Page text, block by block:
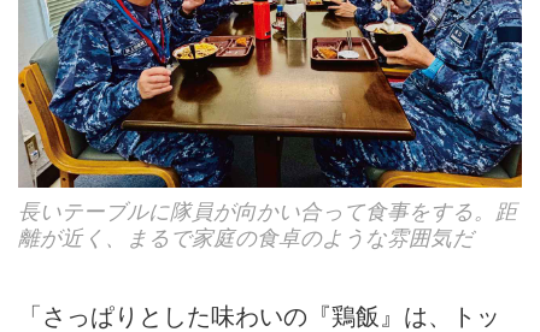
長いテーブルに隊員が向かい合って食事をする。距
離が近く、まるで家庭の食卓のような雰囲気だ
「さっぱりとした味わいの『鶏飯』は、トッ